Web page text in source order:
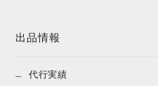
出品情報
代行実績